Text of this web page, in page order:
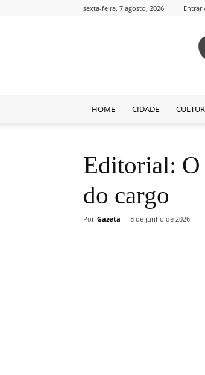
sexta-feira, 7 agosto, 2026 Entrar
HOME CIDADE
Editorial: O
do cargo
Por Gazeta - 8 de junho de 2026